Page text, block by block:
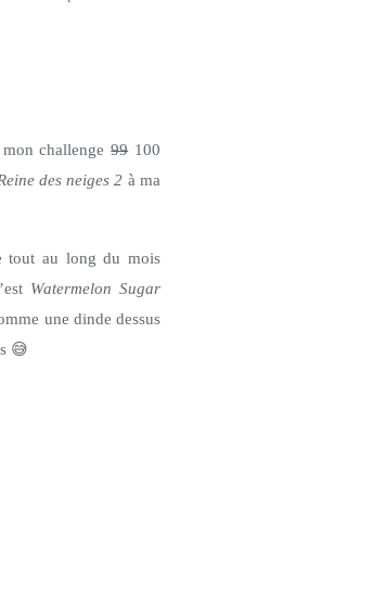
mon challenge99100
des neiges 2 à ma
tout au long du mois
Watermelon Sugar
une dinde dessus
😅